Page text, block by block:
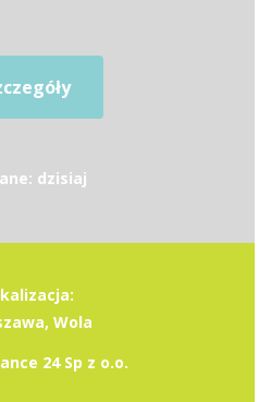
dzisiaj
Wola
24 Sp z o.o.